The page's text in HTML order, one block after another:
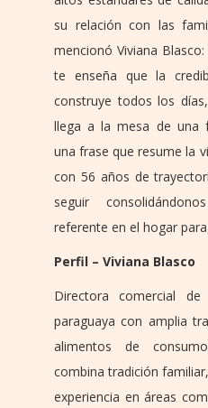
su relación con las
mencionó Viviana
te enseña que la
construye todos los
llega a la mesa de una
una frase que resume la
con 56 años de
seguir
referente en el hogar
Perfil – Viviana Blasco
Directora comercial de
paraguaya con amplia
alimentos de
combina tradición
experiencia en áreas